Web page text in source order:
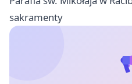
sakramenty